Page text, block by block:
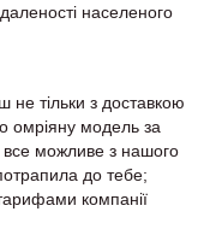
населеного
не тільки з доставкою
омріяну модель за
все можливе з нашого
до тебе;
компанії